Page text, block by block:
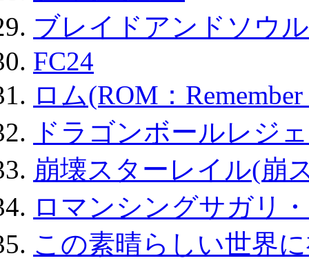
ブレイドアンドソウ
FC24
ロム(ROM：
ドラゴンボールレジ
崩壊スターレイル(崩
ロマンシングサガリ
この素晴らしい世界